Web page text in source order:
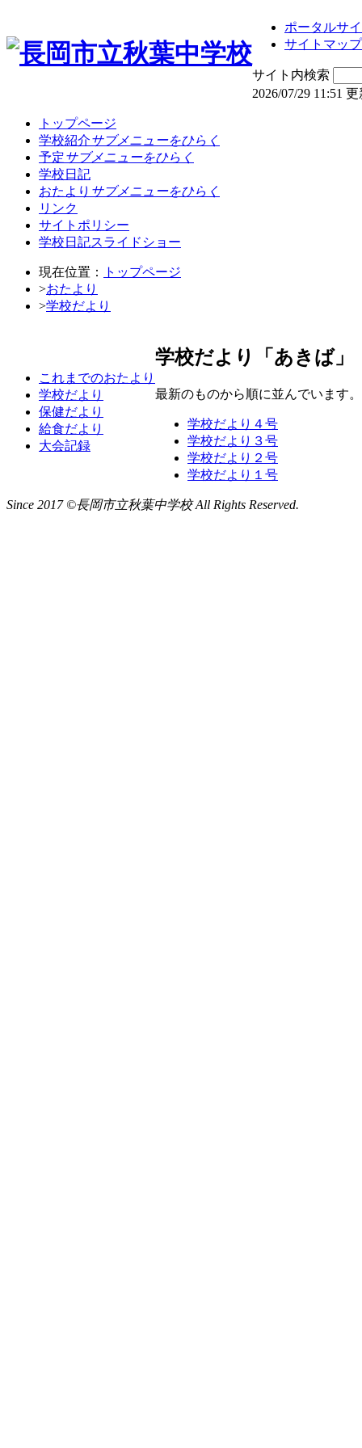
ポータルサ
サイトマップ
サイト内検索
2026/07/29 11:51
トップページ
学校紹介サブメニューをひらく
予定サブメニューをひらく
学校日記
おたより サブメニューをひらく
リンク
サイトポリシー
学校日記スライドショー
現在位置：
トップページ
>おたより
>学校だより
これまでのおたより
学校だより
保健だより
給食だより
大会記録
学校だより「あきば」
最新のものから順に並んでいます。
学校だより４号
学校だより３号
学校だより２号
学校だより１号
Since 2017 ©長岡市立秋葉中学校 All Rights Reserved.